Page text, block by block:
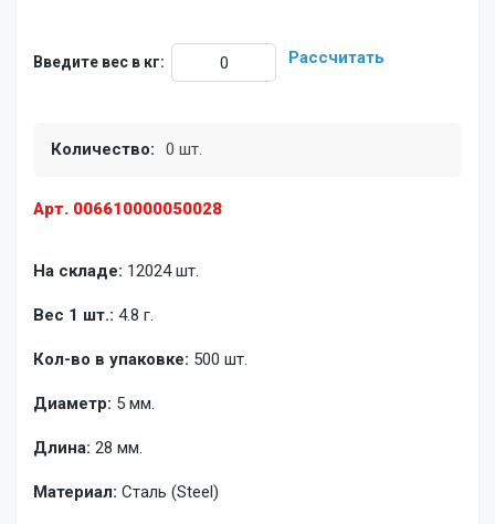
Арт. 006610000050028
На складе: 12024 шт.
Вес 1 шт.: 4.8 г.
Кол-во в упаковке: 500 шт.
Диаметр: 5 мм.
Длина: 28 мм.
Материал: Сталь (Steel)
Введите вес в кг: Рассчитать
Количество: 0 шт.